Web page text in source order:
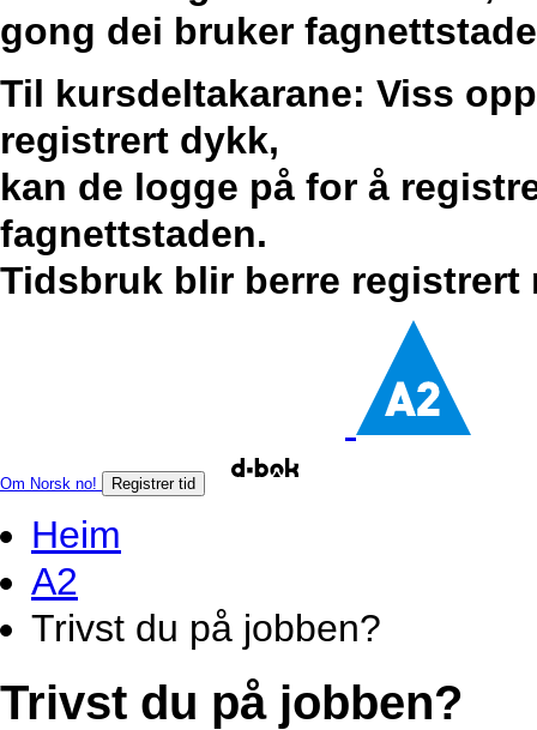
gong dei bruker
Til kursdeltakarane: Viss
registrert dykk,
kan de logge på for å
fagnettstaden.
Tidsbruk blir berre registrert
Om Norsk no! Registrer tid
Heim
A2
Trivst du på jobben?
Trivst du på jobben?